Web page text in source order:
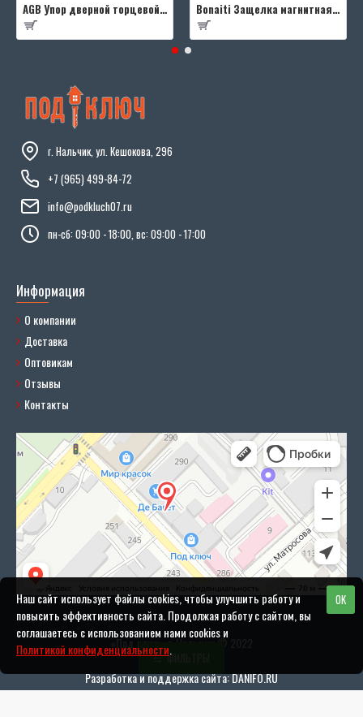
AGB Упор дверной торцевой D003201593 (черный) Bonaiti Защелка магнитная B-FOURTY MATT CROME под цилиндр с отв.планкой 190 мм, матовый хром
г. Нальчик, ул. Кешокова, 296
+7 (965) 499-84-72
info@podkluch07.ru
пн-сб: 09:00 - 18:00, вс: 09:00 - 17:00
Информация
О компании
Доставка
Оптовикам
Отзывы
Контакты
«Под ключ» г. Нальчик © 2022
Разработка и поддержка сайта: DANIFO.RU
OK
Наш сайт использует файлы cookies, чтобы улучшить работу и
повысить эффективность сайта. Продолжая работу с сайтом, вы
соглашаетесь с использованием нами cookies и
Политикой конфиденциальности.
ФИЛЬТРЫ